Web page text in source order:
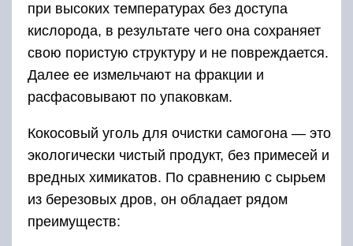
при высоких температурах без доступа
кислорода, в результате чего она сохраняет
свою пористую структуру и не повреждается.
Далее ее измельчают на фракции и
расфасовывают по упаковкам.
Кокосовый уголь для очистки самогона — это
экологически чистый продукт, без примесей и
вредных химикатов. По сравнению с сырьем
из березовых дров, он обладает рядом
преимуществ: